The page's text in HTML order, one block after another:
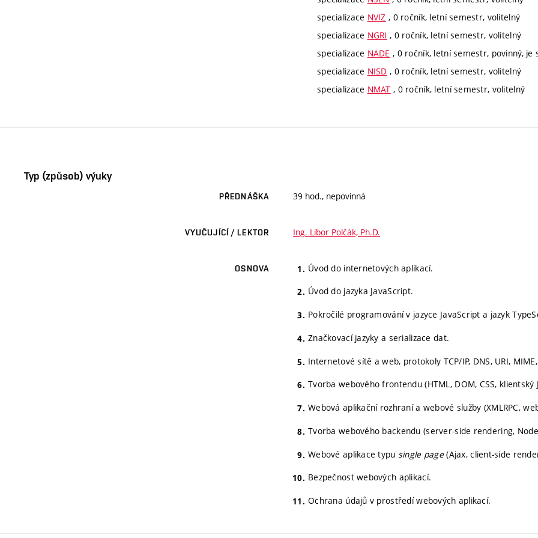
specializace NVIZ , 0 ročník, letní semestr, volitelný
specializace NGRI , 0 ročník, letní semestr, volitelný
specializace NADE , 0 ročník, letní semestr, povinný, je
specializace NISD , 0 ročník, letní semestr, volitelný
specializace NMAT , 0 ročník, letní semestr, volitelný
Typ (způsob) výuky
PŘEDNÁŠKA 39 hod., nepovinná
VYUČUJÍCÍ / LEKTOR Ing. Libor Polčák, Ph.D.
OSNOVA Úvod do internetových aplikací.
Úvod do jazyka JavaScript.
Pokročilé programování v jazyce JavaScript a jazyk
Značkovací jazyky a serializace dat.
Internetové sítě a web, protokoly TCP/IP, DNS, URI, MIME,
Tvorba webového frontendu (HTML, DOM, CSS,
Webová aplikační rozhraní a webové služby (XMLRPC,
Tvorba webového backendu (server-side rendering,
Webové aplikace typu single page(Ajax, client-side
Bezpečnost webových aplikací.
Ochrana údajů v prostředí webových aplikací.